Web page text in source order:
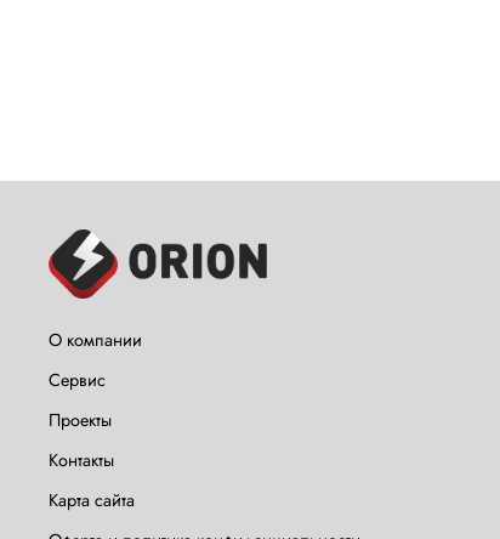
О компании
Сервис
Проекты
Контакты
Карта сайта